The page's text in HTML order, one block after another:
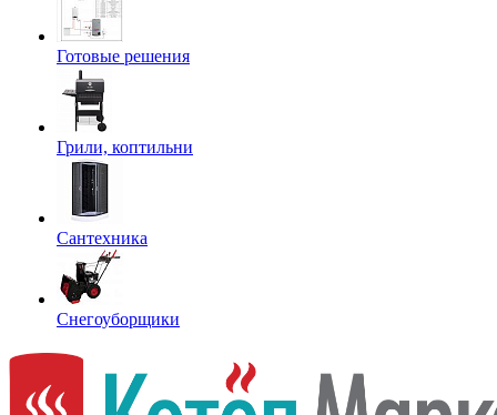
Готовые решения
Грили, коптильни
Сантехника
Снегоуборщики